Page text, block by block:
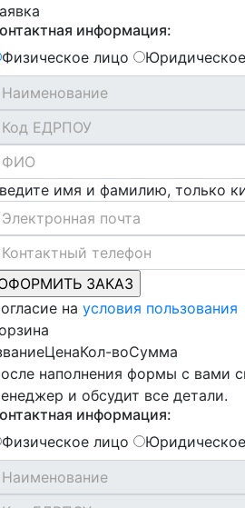
информация:
Физическое лицо
имя и фамилию, только
на условия пользования
ЦенаКол-воСумма
наполнения формы с вами
и обсудит все детали.
информация:
Физическое лицо